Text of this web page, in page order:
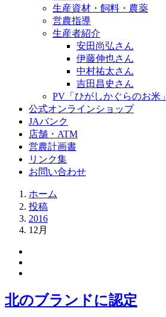
生産資材・飼料・農薬
営農指導
生産者紹介
安田尚弘さん
伊藤伸也さん
中村祐太さん
吉田昌史さん
PV「ひがしかぐらのお米」
公式オンラインショップ
JAバンク
店舗・ATM
営農計画書
リンク集
お問い合わせ
ホーム
投稿
2016
12月
北のブランドに認定